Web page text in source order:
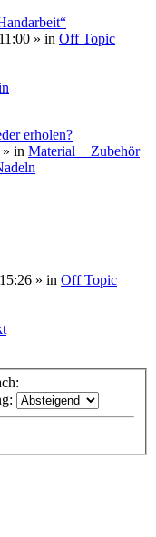
» in Off Topic
erholen?
» in Material + Zubehör
» in Off Topic